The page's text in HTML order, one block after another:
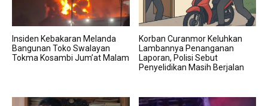
Insiden Kebakaran Melanda
Bangunan Toko Swalayan
Tokma Kosambi Jum’at Malam
Korban Curanmor Keluhkan
Lambannya Penanganan
Laporan, Polisi Sebut
Penyelidikan Masih Berjalan